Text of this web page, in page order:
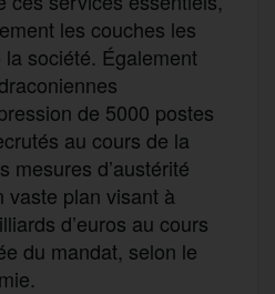
les couches les
société. Également
de 5000 postes
au cours de la
mesures d’austérité
vaste plan visant à
d’euros au cours
du mandat, selon le